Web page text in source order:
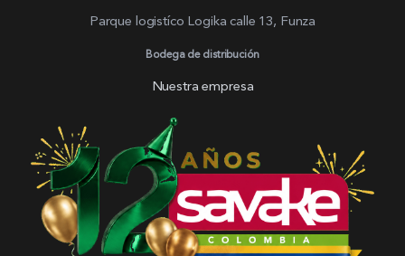
Parque logistíco Logika calle 13, Funza
Bodega de distribución
Nuestra empresa